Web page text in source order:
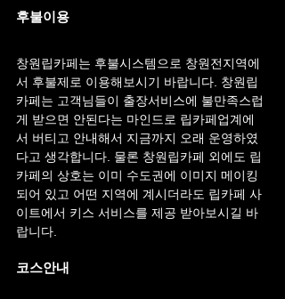
후불이용
창원립카페는 후불시스템으로 창원전지역에
서 후불제로 이용해보시기 바랍니다. 창원립
카페는 고객님들이 출장서비스에 불만족스럽
게 받으면 안된다는 마인드로 립카페업계에
서 버티고 안내해서 지금까지 오래 운영하였
다고 생각합니다. 물론 창원립카페 외에도 립
카페의 상호는 이미 수도권에 이미지 메이킹
되어 있고 어떤 지역에 계시더라도 립카페 사
이트에서 키스 서비스를 제공 받아보시길 바
랍니다.
코스안내